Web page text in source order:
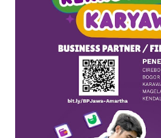
SURAT LAMARAN
RIWAYAT HIDUP